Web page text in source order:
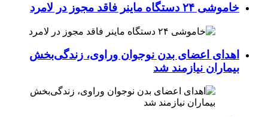
خاموشی ۲۴ دستگاه ماینر فاقد مجوز در لامرد
اهدای اعضای بدن نوجوان وراوی، زندگی‌بخش
بیماران نیازمند شد